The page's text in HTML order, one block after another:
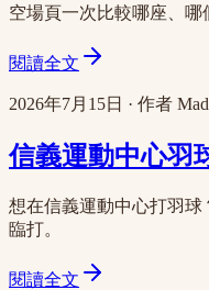
空場頁一次比較哪座、哪
閱讀全文
2026年7月15日 · 作者
信義運動中心羽
想在信義運動中心打羽
臨打。
閱讀全文